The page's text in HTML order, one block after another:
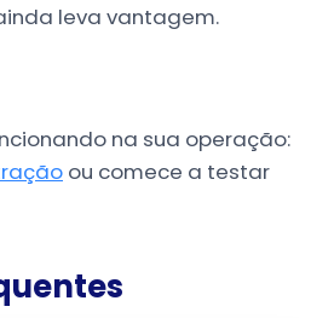
leva vantagem.
na sua operação:
ou comece a testar